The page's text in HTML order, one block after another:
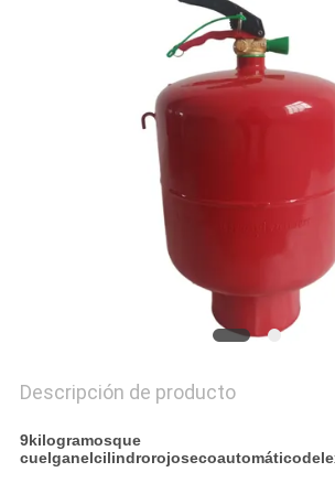
POLÍTICA
PRIVACIDAD
Descripción de producto
9kilogramosque